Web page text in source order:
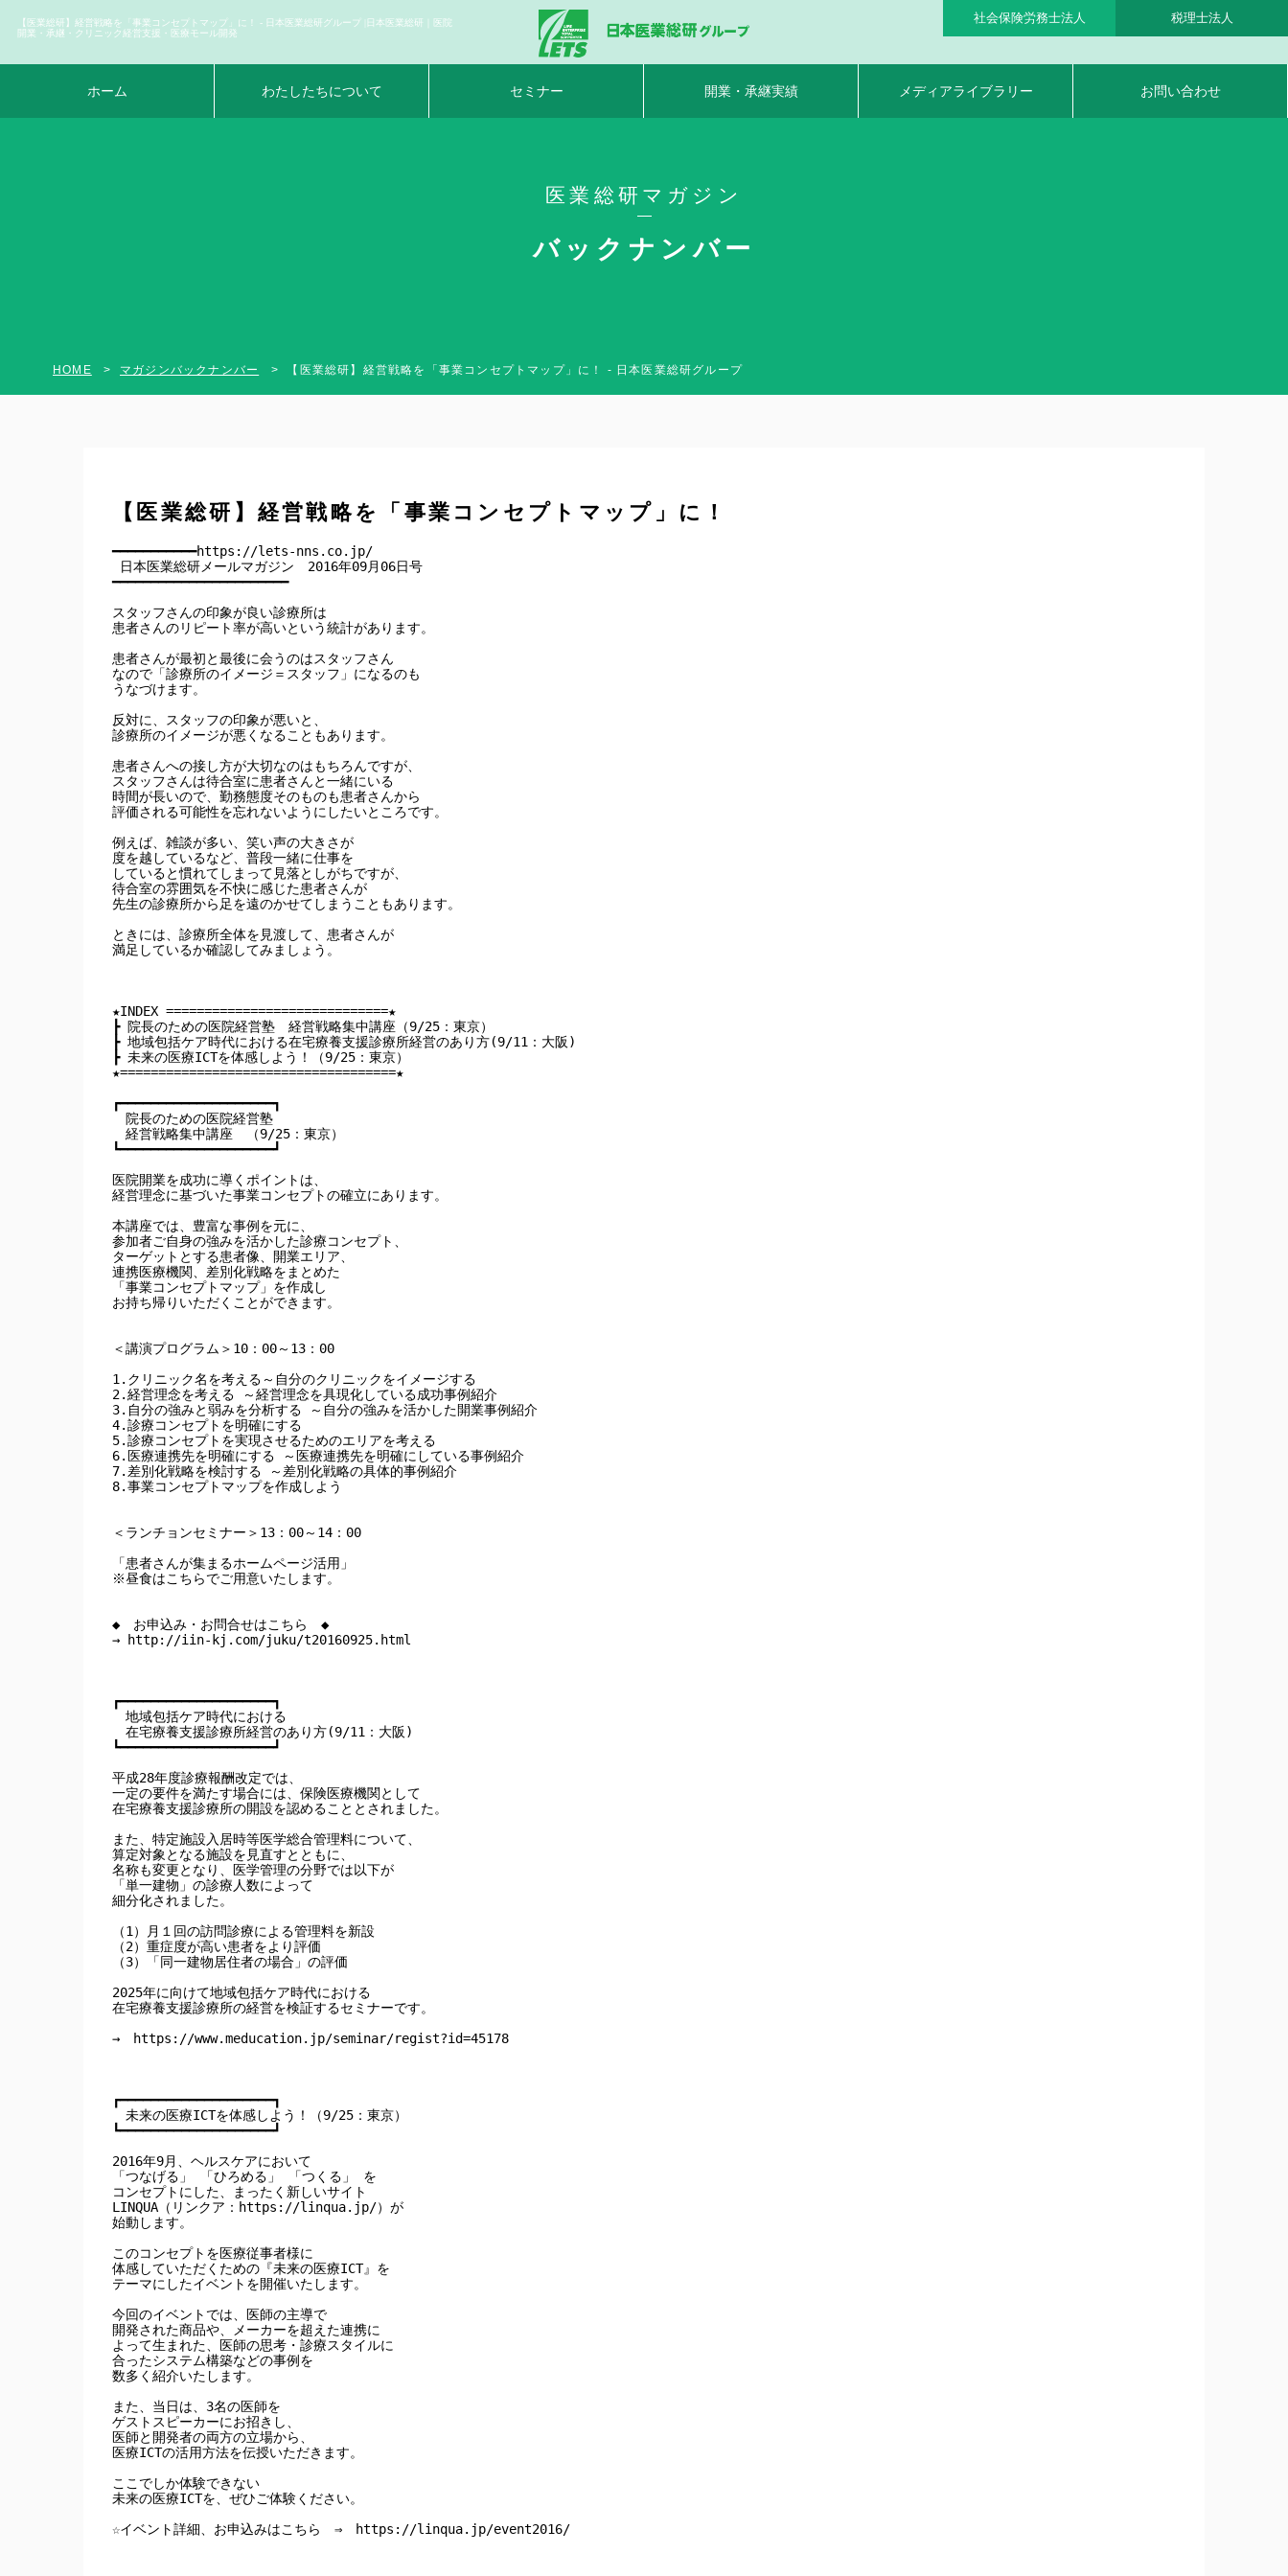
【医業総研】経営戦略を「事業コンセプトマップ」に！ - 日本医業総研グループ |日本医業総研｜医院
開業・承継・クリニック経営支援・医療モール開発
社会保険労務士法人 税理士法人
ホーム わたしたちについて セミナー 開業・承継実績 メディアライブラリー お問い合わせ
医業総研マガジン
バックナンバー
HOME マガジンバックナンバー 【医業総研】経営戦略を「事業コンセプトマップ」に！ - 日本医業総研グループ
【医業総研】経営戦略を「事業コンセプトマップ」に！
━━━━━━━━━━━https://lets-nns.co.jp/
日本医業総研メールマガジン　2016年09月06日号
━━━━━━━━━━━━━━━━━━━━━━━
スタッフさんの印象が良い診療所は
患者さんのリピート率が高いという統計があります。
患者さんが最初と最後に会うのはスタッフさん
なので「診療所のイメージ＝スタッフ」になるのも
うなづけます。
反対に、スタッフの印象が悪いと、
診療所のイメージが悪くなることもあります。
患者さんへの接し方が大切なのはもちろんですが、
スタッフさんは待合室に患者さんと一緒にいる
時間が長いので、勤務態度そのものも患者さんから
評価される可能性を忘れないようにしたいところです。
例えば、雑談が多い、笑い声の大きさが
度を越しているなど、普段一緒に仕事を
していると慣れてしまって見落としがちですが、
待合室の雰囲気を不快に感じた患者さんが
先生の診療所から足を遠のかせてしまうこともあります。
ときには、診療所全体を見渡して、患者さんが
満足しているか確認してみましょう。
★INDEX =============================★
┣ 院長のための医院経営塾　経営戦略集中講座（9/25：東京）
┣ 地域包括ケア時代における在宅療養支援診療所経営のあり方(9/11：大阪)
┣ 未来の医療ICTを体感しよう！（9/25：東京）
★====================================★
┏━━━━━━━━━━━━━━━━━━━━┓
院長のための医院経営塾
経営戦略集中講座　（9/25：東京）
┗━━━━━━━━━━━━━━━━━━━━┛
医院開業を成功に導くポイントは、
経営理念に基づいた事業コンセプトの確立にあります。
本講座では、豊富な事例を元に、
参加者ご自身の強みを活かした診療コンセプト、
ターゲットとする患者像、開業エリア、
連携医療機関、差別化戦略をまとめた
「事業コンセプトマップ」を作成し
お持ち帰りいただくことができます。
＜講演プログラム＞10：00～13：00
1.クリニック名を考える～自分のクリニックをイメージする
2.経営理念を考える ～経営理念を具現化している成功事例紹介
3.自分の強みと弱みを分析する ～自分の強みを活かした開業事例紹介
4.診療コンセプトを明確にする
5.診療コンセプトを実現させるためのエリアを考える
6.医療連携先を明確にする ～医療連携先を明確にしている事例紹介
7.差別化戦略を検討する ～差別化戦略の具体的事例紹介
8.事業コンセプトマップを作成しよう
＜ランチョンセミナー＞13：00～14：00
「患者さんが集まるホームページ活用」
※昼食はこちらでご用意いたします。
◆　お申込み・お問合せはこちら　◆
→ http://iin-kj.com/juku/t20160925.html
┏━━━━━━━━━━━━━━━━━━━━┓
地域包括ケア時代における
在宅療養支援診療所経営のあり方(9/11：大阪)
┗━━━━━━━━━━━━━━━━━━━━┛
平成28年度診療報酬改定では、
一定の要件を満たす場合には、保険医療機関として
在宅療養支援診療所の開設を認めることとされました。
また、特定施設入居時等医学総合管理料について、
算定対象となる施設を見直すとともに、
名称も変更となり、医学管理の分野では以下が
「単一建物」の診療人数によって
細分化されました。
（1）月１回の訪問診療による管理料を新設
（2）重症度が高い患者をより評価
（3）「同一建物居住者の場合」の評価
2025年に向けて地域包括ケア時代における
在宅療養支援診療所の経営を検証するセミナーです。
→　https://www.meducation.jp/seminar/regist?id=45178
┏━━━━━━━━━━━━━━━━━━━━┓
未来の医療ICTを体感しよう！（9/25：東京）
┗━━━━━━━━━━━━━━━━━━━━┛
2016年9月、ヘルスケアにおいて
「つなげる」 「ひろめる」 「つくる」 を
コンセプトにした、まったく新しいサイト
LINQUA（リンクア：https://linqua.jp/）が
始動します。
このコンセプトを医療従事者様に
体感していただくための『未来の医療ICT』を
テーマにしたイベントを開催いたします。
今回のイベントでは、医師の主導で
開発された商品や、メーカーを超えた連携に
よって生まれた、医師の思考・診療スタイルに
合ったシステム構築などの事例を
数多く紹介いたします。
また、当日は、3名の医師を
ゲストスピーカーにお招きし、
医師と開発者の両方の立場から、
医療ICTの活用方法を伝授いただきます。
ここでしか体験できない
未来の医療ICTを、ぜひご体験ください。
☆イベント詳細、お申込みはこちら　⇒　https://linqua.jp/event2016/